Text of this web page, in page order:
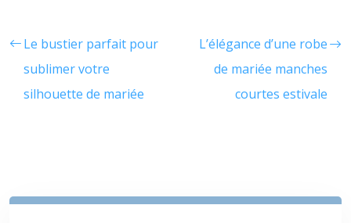
Le bustier parfait pour
sublimer votre
silhouette de mariée
L’élégance d’une robe
de mariée manches
courtes estivale